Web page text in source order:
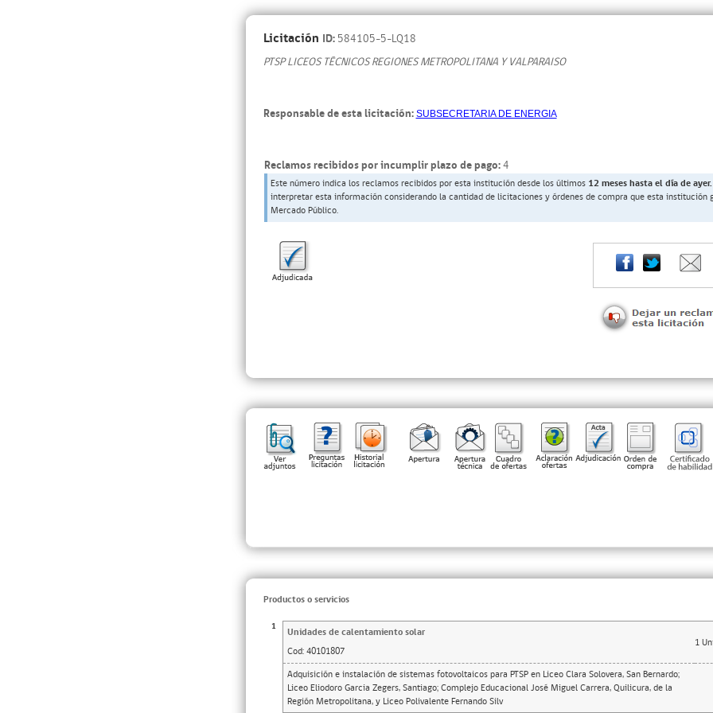
Licitación ID: 584105-5-LQ18
PTSP LICEOS TÉCNICOS REGIONES METROPOLITANA Y VALPARAISO
Responsable de esta licitación:SUBSECRETARIA DE ENERGIA
Reclamos recibidos por incumplir plazo de pago:4
Este número indica los reclamos recibidos por esta institución desde los últimos 12 meses hasta el día de ayer.
interpretar esta información considerando la cantidad de licitaciones y órdenes de compra que esta institución
Mercado Público.
Productos o servicios
1 Unidades de calentamiento solar
1
Cod: 40101807
Adquisición e instalación de sistemas fotovoltaicos para PTSP en Liceo Clara Solovera, San Bernardo;
Liceo Eliodoro Garcia Zegers, Santiago; Complejo Educacional José Miguel Carrera, Quilicura, de la
Región Metropolitana, y Liceo Polivalente Fernando Silv